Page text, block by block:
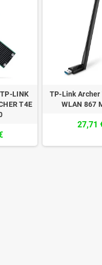
LINK
T4E
TP-Link Archer
WLAN 867
27,71